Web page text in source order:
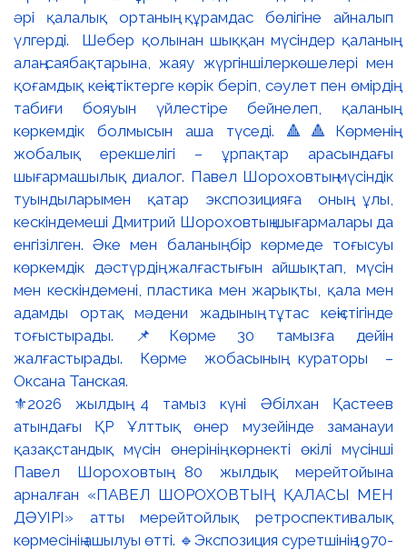
⚜️2026 жылдың 4 тамыз күні Әбілхан Қастеев
атындағы ҚР Ұлттық өнер музейінде заманауи
қазақстандық мүсін өнерінің көрнекті өкілі мүсінші
Павел Шороховтың 80 жылдық мерейтойына
арналған «ПАВЕЛ ШОРОХОВТЫҢ ҚАЛАСЫ МЕН
ДӘУІРІ» атты мерейтойлық ретроспективалық
көрмесінің ашылуы өтті. 🔹Экспозиция суретшінің 1970-